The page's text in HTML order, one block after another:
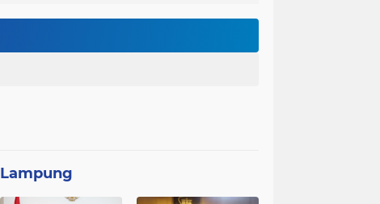
Satgas TMMD Ke-129 Pastikan Kesehatan Warga Masyarakat dan Personel Tetap Prima Demi Suksesnya TMMD di Kampung Sesor
Lampung